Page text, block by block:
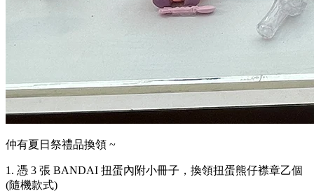
仲有夏日祭禮品換領 ~
1. 憑 3 張 BANDAI 扭蛋內附小冊子，換領扭蛋熊仔襟章乙個
(隨機款式)